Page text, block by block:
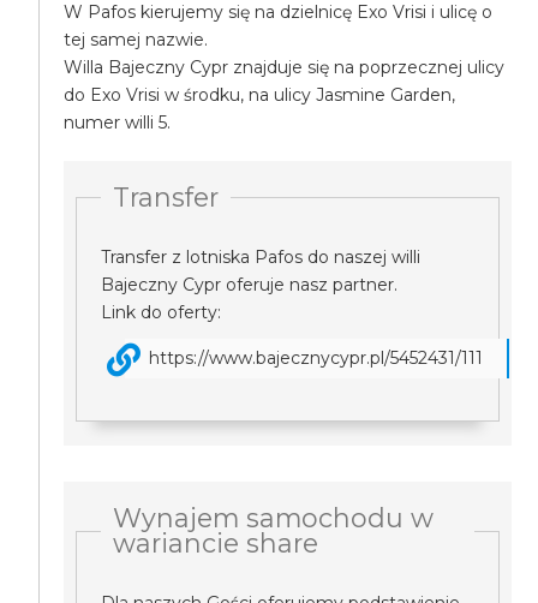
W Pafos kierujemy się na dzielnicę Exo Vrisi i ulicę o
tej samej nazwie.
Willa Bajeczny Cypr znajduje się na poprzecznej ulicy
do Exo Vrisi w środku, na ulicy Jasmine Garden,
numer willi 5.
Transfer
Transfer z lotniska Pafos do naszej willi
Bajeczny Cypr oferuje nasz partner.
Link do oferty:
https://www.bajecznycypr.pl/5452431/111
Wynajem samochodu w
wariancie share